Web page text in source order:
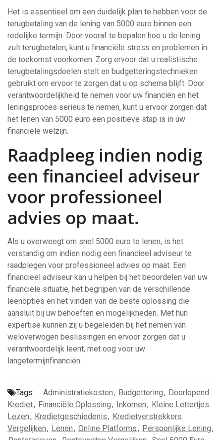
Het is essentieel om een duidelijk plan te hebben voor de
terugbetaling van de lening van 5000 euro binnen een
redelijke termijn. Door vooraf te bepalen hoe u de lening
zult terugbetalen, kunt u financiële stress en problemen in
de toekomst voorkomen. Zorg ervoor dat u realistische
terugbetalingsdoelen stelt en budgetteringstechnieken
gebruikt om ervoor te zorgen dat u op schema blijft. Door
verantwoordelijkheid te nemen voor uw financiën en het
leningsproces serieus te nemen, kunt u ervoor zorgen dat
het lenen van 5000 euro een positieve stap is in uw
financiële welzijn.
Raadpleeg indien nodig
een financieel adviseur
voor professioneel
advies op maat.
Als u overweegt om snel 5000 euro te lenen, is het
verstandig om indien nodig een financieel adviseur te
raadplegen voor professioneel advies op maat. Een
financieel adviseur kan u helpen bij het beoordelen van uw
financiële situatie, het begrijpen van de verschillende
leenopties en het vinden van de beste oplossing die
aansluit bij uw behoeften en mogelijkheden. Met hun
expertise kunnen zij u begeleiden bij het nemen van
weloverwogen beslissingen en ervoor zorgen dat u
verantwoordelijk leent, met oog voor uw
langetermijnfinanciën.
Tags: Administratiekosten, Budgettering, Doorlopend
Krediet, Financiële Oplossing, Inkomen, Kleine Lettertjes
Lezen, Kredietgeschiedenis, Kredietverstrekkers
Vergelijken, Lenen, Online Platforms, Persoonlijke Lening,